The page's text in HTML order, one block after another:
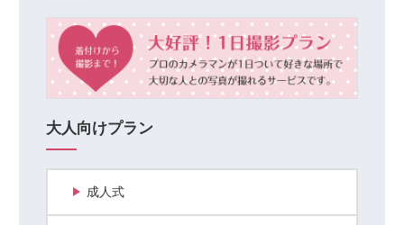
大人向けプラン
成人式